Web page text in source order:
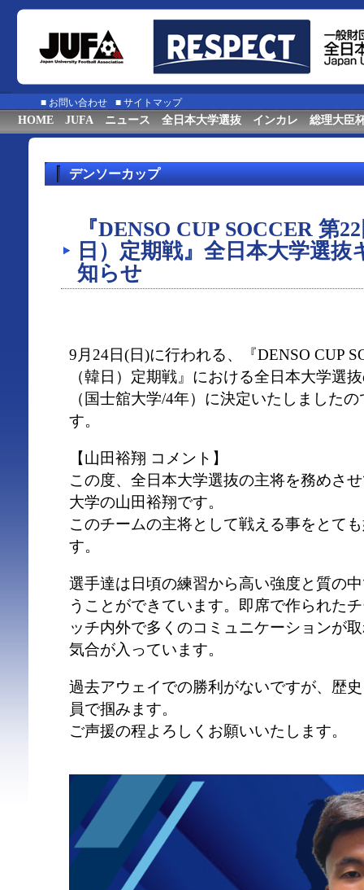
■ お問い合わせ ■ サイトマップ
HOME JUFA ニュース 全日本大学選抜 インカレ 総理大臣
デンソーカップ
『DENSO CUP SOCCER 第
日）定期戦』全日本大学選
知らせ
9月24日(日)に行われる、『DENSO CUP
（韓日）定期戦』における全日本大学選
（国士舘大学/4年）に決定いたしました
す。
【山田裕翔 コメント】
この度、全日本大学選抜の主将を務めさ
大学の山田裕翔です。
このチームの主将として戦える事をとて
す。
選手達は日頃の練習から高い強度と質の
うことができています。即席で作られた
ッチ内外で多くのコミュニケーションが
気合が入っています。
過去アウェイでの勝利がないですが、歴
員で掴みます。
ご声援の程よろしくお願いいたします。